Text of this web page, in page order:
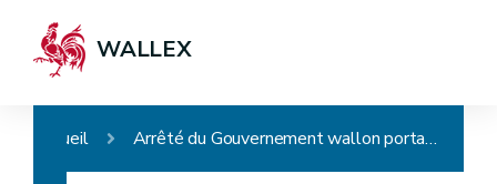
WALLEX
Accueil Arrêté du Gouvernement wallon portant diverses modifications relatives à la procédure fiscale wallonne